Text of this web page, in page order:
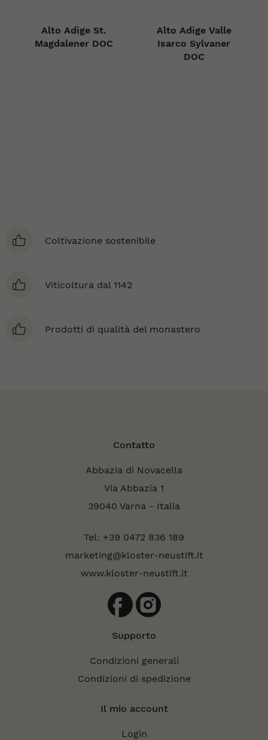
Alto Adige St.
Magdalener DOC
Alto Adige Valle
Isarco Sylvaner
DOC
Coltivazione sostenibile
Viticoltura dal 1142
Prodotti di qualità del monastero
Contatto
Abbazia di Novacella
Via Abbazia 1
39040 Varna - Italia
Tel: +39 0472 836 189
marketing@kloster-neustift.it
www.kloster-neustift.it
Supporto
Condizioni generali
Condizioni di spedizione
Il mio account
Login